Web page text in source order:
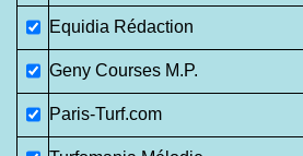
Equidia Rédaction
Geny Courses M.P.
Paris-Turf.com